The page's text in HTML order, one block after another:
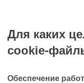
Для каких
cookie-
Обеспечение